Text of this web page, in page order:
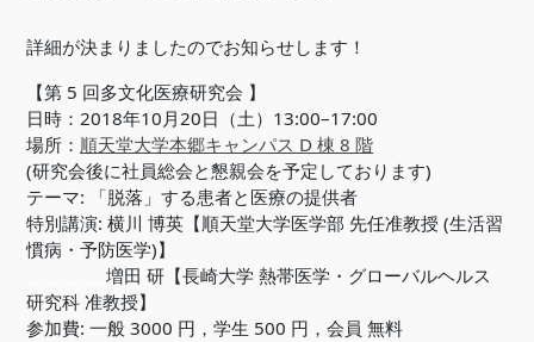
詳細が決まりましたのでお知らせします！
【第 5 回多文化医療研究会 】
日時：2018年10月20日（土）13:00–17:00
場所： 順天堂大学本郷キャンパス D 棟 8 階
(研究会後に社員総会と懇親会を予定しております)
テーマ: 「脱落」する患者と医療の提供者
特別講演: 横川 博英【順天堂大学医学部 先任准教授 (生活習
慣病・予防医学)】
増田 研【長崎大学 熱帯医学・グローバルヘルス
研究科 准教授】
参加費: 一般 3000 円，学生 500 円，会員 無料